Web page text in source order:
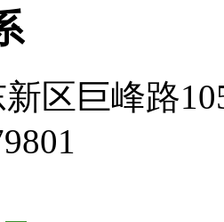
新区巨峰路